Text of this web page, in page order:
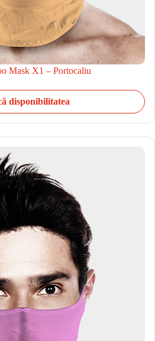
Mask X1 – Portocaliu
disponibilitatea